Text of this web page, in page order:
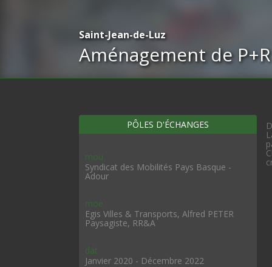
Saint-Jean-de-Luz
Aménagement de
PÔLES D'ÉCHANGES
mou
Syndicat des Mobilités Pays Basque -
Adour
moe
Egis Villes & Transports, Alfred PETER
Paysagiste, RR&A
dat
Janvier 2020 - Décembre 2022